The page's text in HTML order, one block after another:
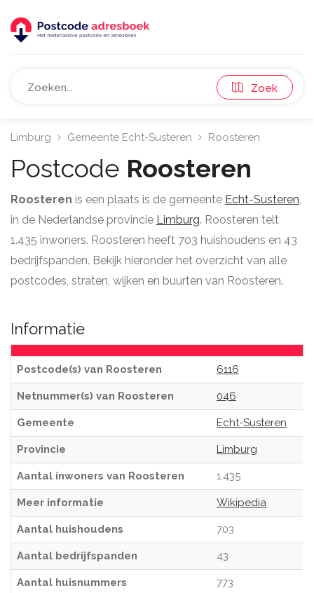
Zoek
Limburg Gemeente Echt-Susteren Roosteren
Postcode Roosteren
Roosteren is een plaats is de gemeente Echt-Susteren,
in de Nederlandse provincie Limburg. Roosteren telt
1.435 inwoners. Roosteren heeft 703 huishoudens en 43
bedrijfspanden. Bekijk hieronder het overzicht van alle
postcodes, straten, wijken en buurten van Roosteren.
Informatie
Postcode(s) van Roosteren 6116
Netnummer(s) van Roosteren 046
Gemeente Echt-Susteren
Provincie Limburg
Aantal inwoners van Roosteren 1.435
Meer informatie Wikipedia
Aantal huishoudens 703
Aantal bedrijfspanden 43
Aantal huisnummers 773